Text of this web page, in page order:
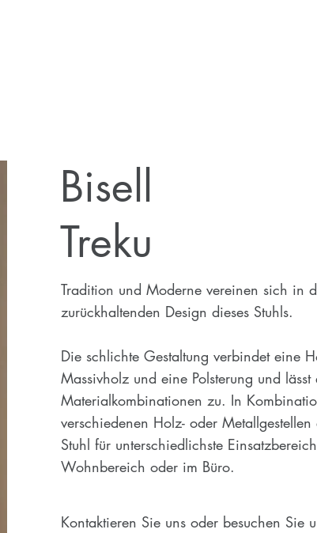
Bisell
Treku
Tradition und Moderne vereinen sich in
zurückhaltenden Design dieses Stuhls.
Die schlichte Gestaltung verbindet eine
Massivholz und eine Polsterung und lässt
Materialkombinationen zu. In
verschiedenen Holz- oder
Stuhl für unterschiedlichste
Wohnbereich oder im Büro.
Kontaktieren Sie uns oder besuchen Sie